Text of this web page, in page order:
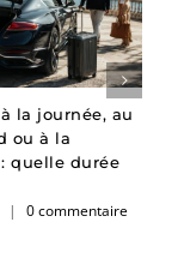
la journée, au
ou à la
quelle durée
| 0 commentaire